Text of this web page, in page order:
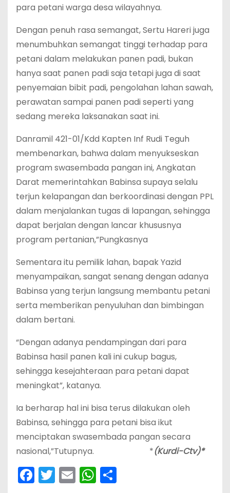
para petani warga desa wilayahnya.
Dengan penuh rasa semangat, Sertu Hareri juga
menumbuhkan semangat tinggi terhadap para
petani dalam melakukan panen padi, bukan
hanya saat panen padi saja tetapi juga di saat
penyemaian bibit padi, pengolahan lahan sawah,
perawatan sampai panen padi seperti yang
sedang mereka laksanakan saat ini.
Danramil 421-01/Kdd Kapten Inf Rudi Teguh
membenarkan, bahwa dalam menyukseskan
program swasembada pangan ini, Angkatan
Darat memerintahkan Babinsa supaya selalu
terjun kelapangan dan berkoordinasi dengan PPL
dalam menjalankan tugas di lapangan, sehingga
dapat berjalan dengan lancar khususnya
program pertanian,”Pungkasnya
Sementara itu pemilik lahan, bapak Yazid
menyampaikan, sangat senang dengan adanya
Babinsa yang terjun langsung membantu petani
serta memberikan penyuluhan dan bimbingan
dalam bertani.
“Dengan adanya pendampingan dari para
Babinsa hasil panen kali ini cukup bagus,
sehingga kesejahteraan para petani dapat
meningkat”, katanya.
Ia berharap hal ini bisa terus dilakukan oleh
Babinsa, sehingga para petani bisa ikut
menciptakan swasembada pangan secara
nasional,”Tutupnya. *(Kurdi-Ctv)*
F T E W